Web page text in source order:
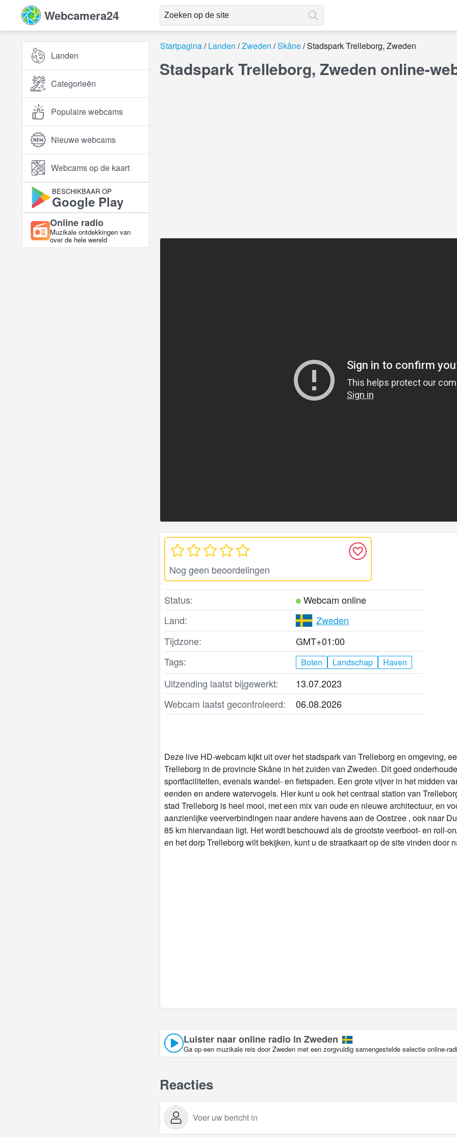
Webcamera24
Landen
Categorieën
Populaire webcams
Nieuwe webcams
Webcams op de kaart
BESCHIKBAAR OP
Google Play
Online radio
Muzikale ontdekkingen van
over de hele wereld
Startpagina Landen Zweden Skåne Stadspark Trelleborg, Zweden
Stadspark Trelleborg, Zweden online-
Nog geen beoordelingen
Status:
Webcam online
Land:
Zweden
Tijdzone:
GMT+01:00
Tags:
Boten Landschap Haven
Uitzending laatst bijgewerkt:
13.07.2023
Webcam laatst gecontroleerd:
06.08.2026
Deze live HD-webcam kijkt uit over het stadspark van Trelleborg en omgeving,
Trelleborg in de provincie Skåne in het zuiden van Zweden. Dit goed
sportfaciliteiten, evenals wandel- en fietspaden. Een grote vijver in het midden
eenden en andere watervogels. Hier kunt u ook het centraal station van
stad Trelleborg is heel mooi, met een mix van oude en nieuwe architectuur, en
aanzienlijke veerverbindingen naar andere havens aan de Oostzee , ook naar
85 km hiervandaan ligt. Het wordt beschouwd als de grootste veerboot- en roll-
en het dorp Trelleborg wilt bekijken, kunt u de straatkaart op de site vinden door
Luister naar online radio in Zweden
Ga op een muzikale reis door Zweden met een zorgvuldig samengestelde selectie online-
Reacties